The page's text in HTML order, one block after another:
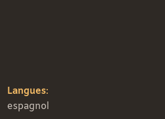
Langues:
espagnol